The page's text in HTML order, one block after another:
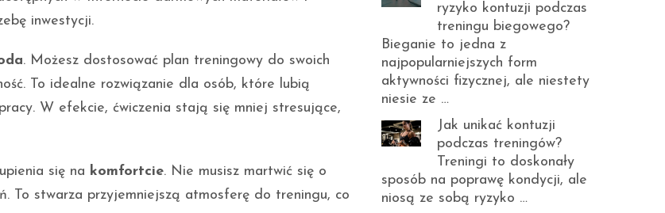
inwestycji.
. Możesz dostosować plan treningowy do swoich
To idealne rozwiązanie dla osób, które lubią
W efekcie, ćwiczenia stają się mniej stresujące,
się na komfortcie. Nie musisz martwić się o
To stwarza przyjemniejszą atmosferę do treningu, co
ryzyko kontuzji podczas
treningu biegowego?
Bieganie to jedna z
najpopularniejszych form
aktywności fizycznej, ale niestety
niesie ze …
Jak unikać kontuzji
podczas treningów?
Treningi to doskonały
sposób na poprawę kondycji, ale
niosą ze sobą ryzyko …